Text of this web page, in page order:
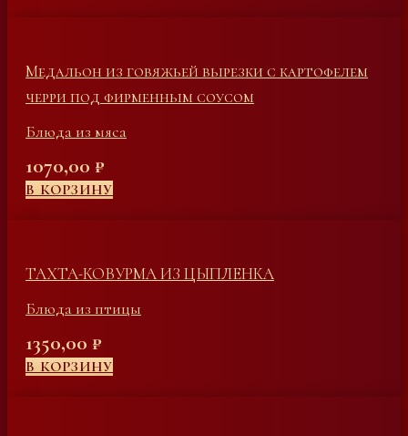
Медальон из говяжьей вырезки с картофелем
черри под фирменным соусом
Блюда из мяса
1070,00 ₽
В КОРЗИНУ
ТАХТА-КОВУРМА ИЗ ЦЫПЛЕНКА
Блюда из птицы
1350,00 ₽
В КОРЗИНУ